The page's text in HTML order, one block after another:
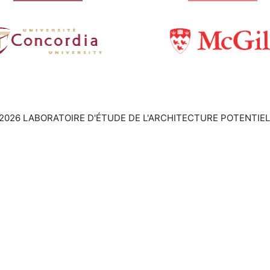
LABORATOIRE D'ÉTUDE DE L'ARCHITECTURE